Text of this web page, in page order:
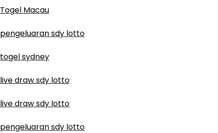
Togel Macau
pengeluaran sdy lotto
togel sydney
live draw sdy lotto
live draw sdy lotto
pengeluaran sdy lotto